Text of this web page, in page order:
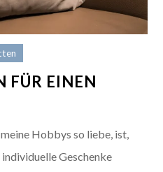
FÜR EINEN
Hobbys so liebe, ist,
Geschenke